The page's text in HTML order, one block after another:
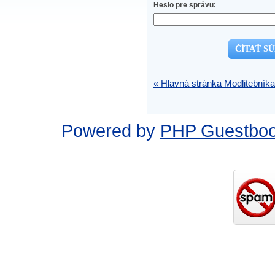
Heslo pre správu:
« Hlavná stránka Modlitebníka
Powered by PHP